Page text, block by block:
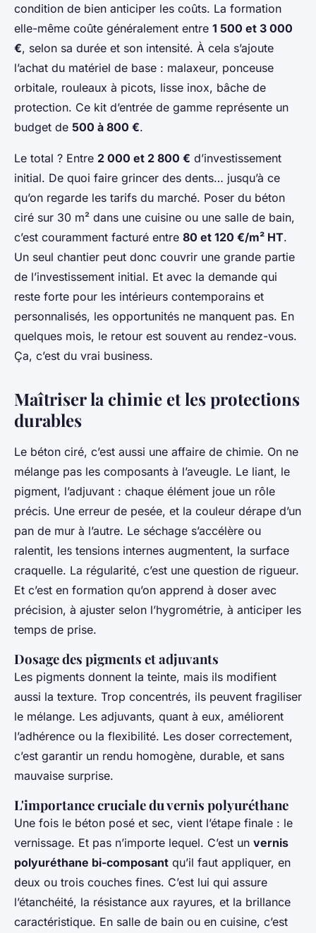
condition de bien anticiper les coûts. La formation
elle-même coûte généralement entre 1 500 et 3 000
€, selon sa durée et son intensité. À cela s’ajoute
l’achat du matériel de base : malaxeur, ponceuse
orbitale, rouleaux à picots, lisse inox, bâche de
protection. Ce kit d’entrée de gamme représente un
budget de 500 à 800 €.
Le total ? Entre 2 000 et 2 800 € d’investissement
initial. De quoi faire grincer des dents… jusqu’à ce
qu’on regarde les tarifs du marché. Poser du béton
ciré sur 30 m² dans une cuisine ou une salle de bain,
c’est couramment facturé entre 80 et 120 €/m² HT.
Un seul chantier peut donc couvrir une grande partie
de l’investissement initial. Et avec la demande qui
reste forte pour les intérieurs contemporains et
personnalisés, les opportunités ne manquent pas. En
quelques mois, le retour est souvent au rendez-vous.
Ça, c’est du vrai business.
Maîtriser la chimie et les protections
durables
Le béton ciré, c’est aussi une affaire de chimie. On ne
mélange pas les composants à l’aveugle. Le liant, le
pigment, l’adjuvant : chaque élément joue un rôle
précis. Une erreur de pesée, et la couleur dérape d’un
pan de mur à l’autre. Le séchage s’accélère ou
ralentit, les tensions internes augmentent, la surface
craquelle. La régularité, c’est une question de rigueur.
Et c’est en formation qu’on apprend à doser avec
précision, à ajuster selon l’hygrométrie, à anticiper les
temps de prise.
Dosage des pigments et adjuvants
Les pigments donnent la teinte, mais ils modifient
aussi la texture. Trop concentrés, ils peuvent fragiliser
le mélange. Les adjuvants, quant à eux, améliorent
l’adhérence ou la flexibilité. Les doser correctement,
c’est garantir un rendu homogène, durable, et sans
mauvaise surprise.
L'importance cruciale du vernis polyuréthane
Une fois le béton posé et sec, vient l’étape finale : le
vernissage. Et pas n’importe lequel. C’est un vernis
polyuréthane bi-composant qu’il faut appliquer, en
deux ou trois couches fines. C’est lui qui assure
l’étanchéité, la résistance aux rayures, et la brillance
caractéristique. En salle de bain ou en cuisine, c’est